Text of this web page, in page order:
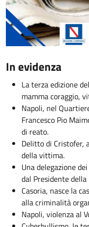
In evidenza
La terza edizione
mamma coraggio,
Napoli, nel
Francesco Pio
di reato.
Delitto di Cristofer,
della vittima.
Una delegazione
dal Presidente
Casoria, nasce la
alla criminalità
Napoli, violenza al